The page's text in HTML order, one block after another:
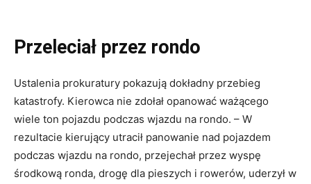
Przeleciał przez rondo
Ustalenia prokuratury pokazują dokładny przebieg
katastrofy. Kierowca nie zdołał opanować ważącego
wiele ton pojazdu podczas wjazdu na rondo. – W
rezultacie kierujący utracił panowanie nad pojazdem
podczas wjazdu na rondo, przejechał przez wyspę
środkową ronda, drogę dla pieszych i rowerów, uderzył w